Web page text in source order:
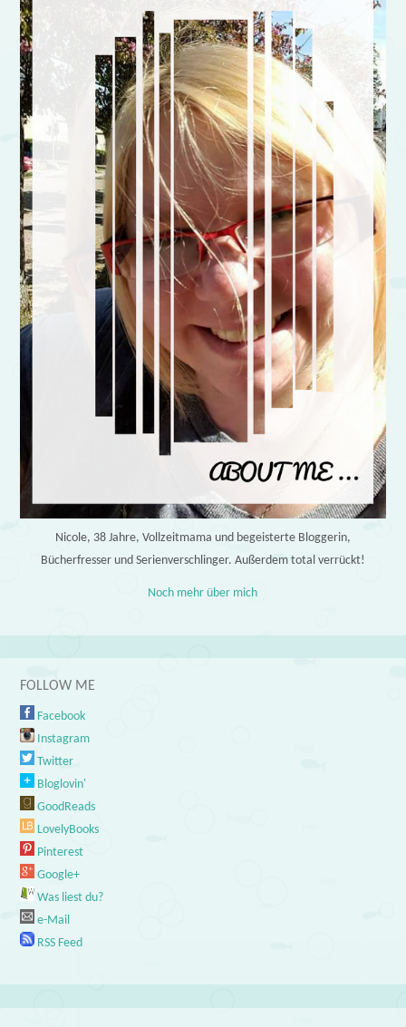
Nicole, 38 Jahre, Vollzeitmama und begeisterte Bloggerin,
Bücherfresser und Serienverschlinger. Außerdem total verrückt!
Noch mehr über mich
FOLLOW ME
Facebook
Instagram
Twitter
Bloglovin'
GoodReads
LovelyBooks
Pinterest
Google+
Was liest du?
e-Mail
RSS Feed